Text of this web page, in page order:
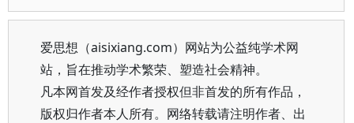
爱思想（aisixiang.com）网站为公益纯学术网
站，旨在推动学术繁荣、塑造社会精神。
凡本网首发及经作者授权但非首发的所有作品，
版权归作者本人所有。网络转载请注明作者、出